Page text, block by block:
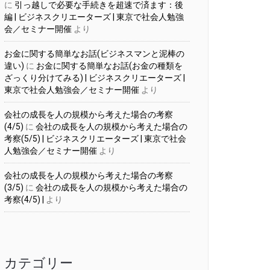
に 引っ越しで必要な手続きを超速で済ます：後
編 | ビジネスクリエーターズ | 東京で社会人勉強
会／セミナー開催 より
お金に関する簡単なお話(ビジネスマンと泥棒の
違い) に お金に関する簡単なお話(お金の種類を
ざっくり分けてみる) | ビジネスクリエーターズ |
東京で社会人勉強会／セミナー開催 より
会社の成長を人の規模から考えた場合の考察
(4/5) に 会社の成長を人の規模から考えた場合の
考察(5/5) | ビジネスクリエーターズ | 東京で社会
人勉強会／セミナー開催 より
会社の成長を人の規模から考えた場合の考察
(3/5) に 会社の成長を人の規模から考えた場合の
考察(4/5) |
より
カテゴリー